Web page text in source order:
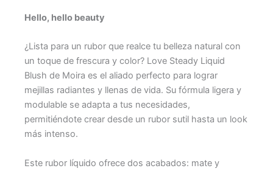
Hello, hello beauty
¿Lista para un rubor que realce tu belleza natural con
un toque de frescura y color? Love Steady Liquid
Blush de Moira es el aliado perfecto para lograr
mejillas radiantes y llenas de vida. Su fórmula ligera y
modulable se adapta a tus necesidades,
permitiéndote crear desde un rubor sutil hasta un look
más intenso.
Este rubor líquido ofrece dos acabados: mate y